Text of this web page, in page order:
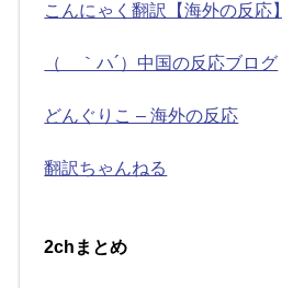
こんにゃく翻訳【海外の反応】
（ ｀ハ´）中国の反応ブログ
どんぐりこ – 海外の反応
翻訳ちゃんねる
2chまとめ